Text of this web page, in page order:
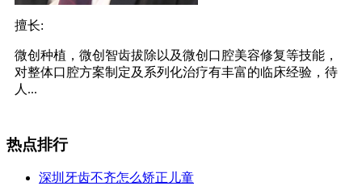
擅长:
微创种植，微创智齿拔除以及微创口腔美容修复等技能，
对整体口腔方案制定及系列化治疗有丰富的临床经验，待
人...
热点排行
深圳牙齿不齐怎么矫正儿童